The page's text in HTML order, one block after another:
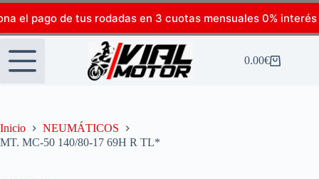
el pago de tus rodadas en 3 cuotas mensuales 0% interés
0.00€
Inicio
NEUMÁTICOS
MT. MC-50 140/80-17 69H R TL*